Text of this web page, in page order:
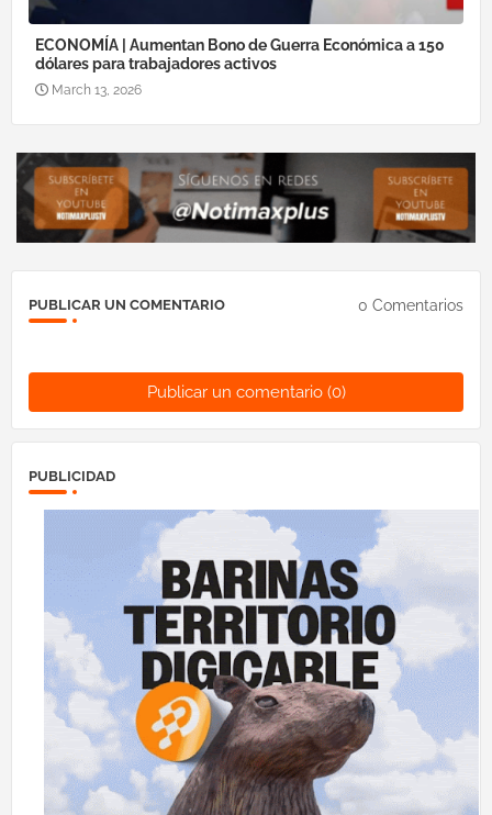
ECONOMÍA | Aumentan Bono de Guerra Económica a 150
dólares para trabajadores activos
March 13, 2026
PUBLICAR UN COMENTARIO 0 Comentarios
Publicar un comentario (0)
PUBLICIDAD